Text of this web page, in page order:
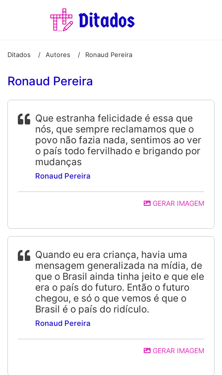
Ditados / Autores / Ronaud Pereira
Ronaud Pereira
Que estranha felicidade é essa que
nós, que sempre reclamamos que o
povo não fazia nada, sentimos ao ver
o país todo fervilhado e brigando por
mudanças
Ronaud Pereira
GERAR IMAGEM
Quando eu era criança, havia uma
mensagem generalizada na mídia, de
que o Brasil ainda tinha jeito e que ele
era o país do futuro. Então o futuro
chegou, e só o que vemos é que o
Brasil é o país do ridículo.
Ronaud Pereira
GERAR IMAGEM